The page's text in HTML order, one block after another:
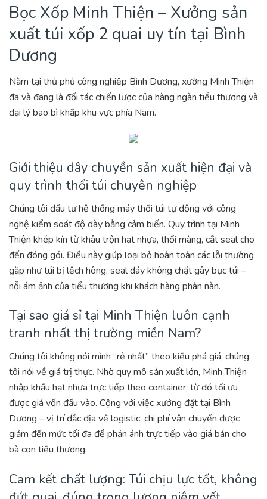
Bọc Xốp Minh Thiện – Xưởng sản
xuất túi xốp 2 quai uy tín tại Bình
Dương
Nằm tại thủ phủ công nghiệp Bình Dương, xưởng Minh Thiện
đã và đang là đối tác chiến lược của hàng ngàn tiểu thương và
đại lý bao bì khắp khu vực phía Nam.
Giới thiệu dây chuyền sản xuất hiện đại và
quy trình thổi túi chuyên nghiệp
Chúng tôi đầu tư hệ thống máy thổi túi tự động với công
nghệ kiểm soát độ dày bằng cảm biến. Quy trình tại Minh
Thiện khép kín từ khâu trộn hạt nhựa, thổi màng, cắt seal cho
đến đóng gói. Điều này giúp loại bỏ hoàn toàn các lỗi thường
gặp như túi bị lệch hông, seal đáy không chặt gây bục túi –
nỗi ám ảnh của tiểu thương khi khách hàng phàn nàn.
Tại sao giá sỉ tại Minh Thiện luôn cạnh
tranh nhất thị trường miền Nam?
Chúng tôi không nói mình “rẻ nhất” theo kiểu phá giá, chúng
tôi nói về giá trị thực. Nhờ quy mô sản xuất lớn, Minh Thiện
nhập khẩu hạt nhựa trực tiếp theo container, từ đó tối ưu
được giá vốn đầu vào. Cộng với việc xưởng đặt tại Bình
Dương – vị trí đắc địa về logistic, chi phí vận chuyển được
giảm đến mức tối đa để phản ánh trực tiếp vào giá bán cho
bà con tiểu thương.
Cam kết chất lượng: Túi chịu lực tốt, không